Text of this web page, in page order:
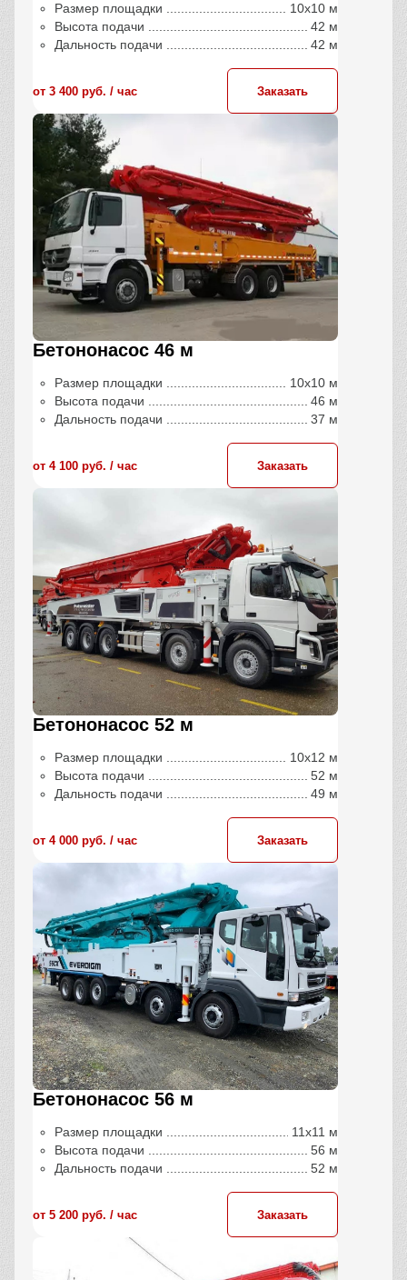
Размер площадки
10х10 м
Высота подачи
42 м
Дальность подачи
42 м
от 3 400 руб. / час Заказать
Бетононасос 46 м
Размер площадки
10х10 м
Высота подачи
46 м
Дальность подачи
37 м
от 4 100 руб. / час Заказать
Бетононасос 52 м
Размер площадки
10х12 м
Высота подачи
52 м
Дальность подачи
49 м
от 4 000 руб. / час Заказать
Бетононасос 56 м
Размер площадки
11х11 м
Высота подачи
56 м
Дальность подачи
52 м
от 5 200 руб. / час Заказать